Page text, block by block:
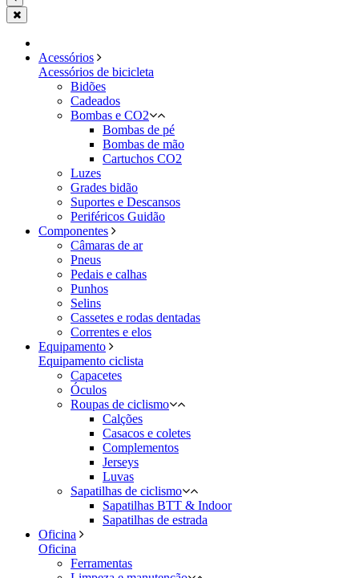
Acessórios
Acessórios de bicicleta
Bidões
Cadeados
Bombas e CO2
Bombas de pé
Bombas de mão
Cartuchos CO2
Luzes
Grades bidão
Suportes e Descansos
Periféricos Guidão
Componentes
Câmaras de ar
Pneus
Pedais e calhas
Punhos
Selins
Cassetes e rodas dentadas
Correntes e elos
Equipamento
Equipamento ciclista
Capacetes
Óculos
Roupas de ciclismo
Calções
Casacos e coletes
Complementos
Jerseys
Luvas
Sapatilhas de ciclismo
Sapatilhas BTT & Indoor
Sapatilhas de estrada
Oficina
Oficina
Ferramentas